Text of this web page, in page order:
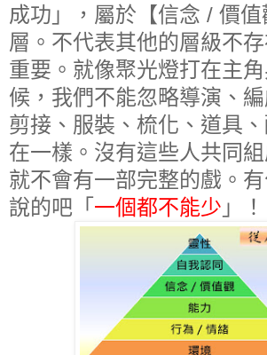
成功」
，屬於【信念 / 價
層。不代表其他的層級不
重要。就像聚光燈打在主
候，我們不能忽略導演、編
剪接、服裝、梳化、道具
在一樣。沒有這些人共同組
就不會有一部完整的戲。
說的吧「 一個都不能少 」！